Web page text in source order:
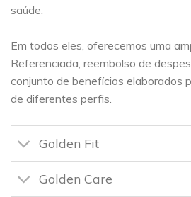
saúde.
Em todos eles, oferecemos uma
Referenciada, reembolso de
conjunto de benefícios elaborados
de diferentes perfis.
Golden Fit
Golden Care